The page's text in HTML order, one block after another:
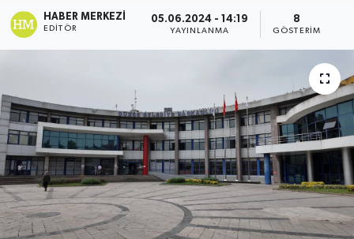
HABER MERKEZI
EDITÖR
05.06.2024 - 14:19
YAYINLANMA
8
GÖSTERIM